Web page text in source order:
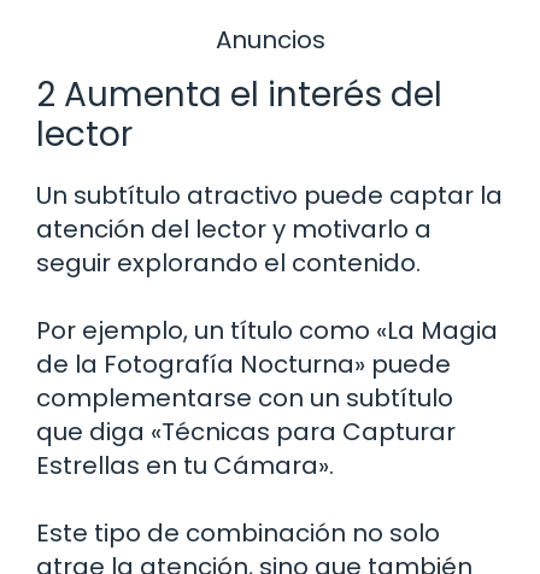
Anuncios
2 Aumenta el interés del
lector
Un subtítulo atractivo puede captar la
atención del lector y motivarlo a
seguir explorando el contenido.
Por ejemplo, un título como «La Magia
de la Fotografía Nocturna» puede
complementarse con un subtítulo
que diga «Técnicas para Capturar
Estrellas en tu Cámara».
Este tipo de combinación no solo
atrae la atención, sino que también